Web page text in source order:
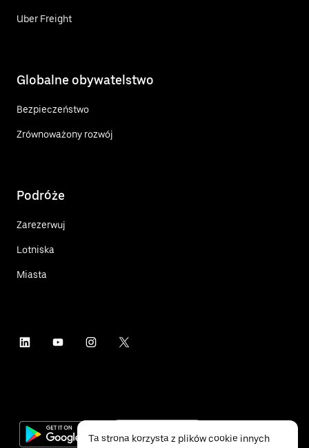
Uber Freight
Globalne obywatelstwo
Bezpieczeństwo
Zrównoważony rozwój
Podróże
Zarezerwuj
Lotniska
Miasta
Ta strona korzysta z plików cookie innych